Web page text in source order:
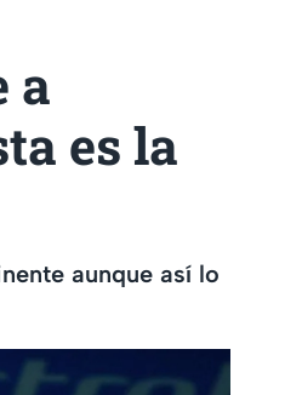
a
es la
aunque así lo